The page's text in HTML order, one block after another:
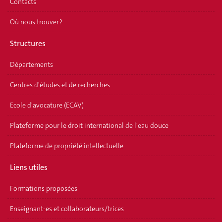
Où nous trouver ?
Structures
Départements
Centres d'études et de recherches
Ecole d'avocature (ECAV)
Plateforme pour le droit international de l'eau douce
Plateforme de propriété intellectuelle
Liens utiles
Formations proposées
Enseignant-es et collaborateurs/trices